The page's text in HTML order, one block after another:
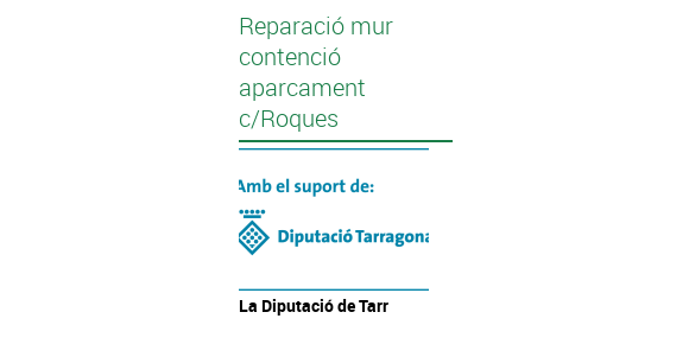
Reparació mur
contenció
aparcament
c/Roques
La Diputacióde Tarr